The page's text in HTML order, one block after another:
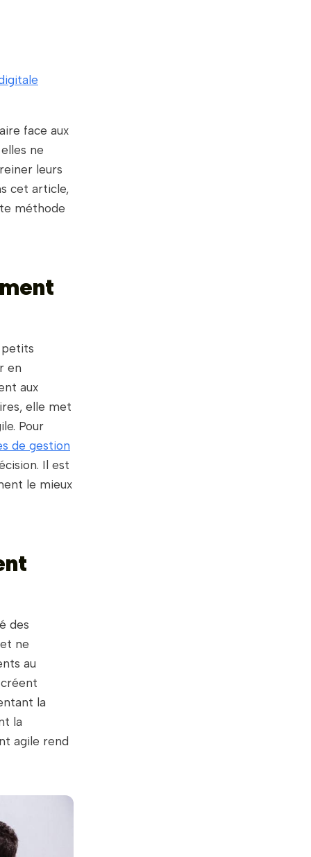
face aux
ne
leurs
cet article,
méthode
petits
en
aux
elle met
Pour
de gestion
Il est
le mieux
des
ne
au
la
la
agile rend